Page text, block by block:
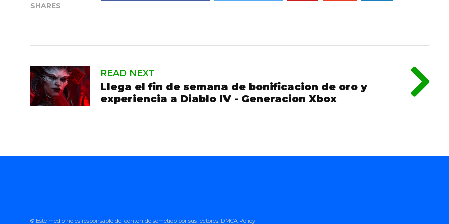
SHARES
READ NEXT
Llega el fin de semana de bonificacion de oro y
experiencia a Diablo IV - Generacion Xbox
© Este medio no es responsable del contenido sometido por sus lectores. DMCA Policy